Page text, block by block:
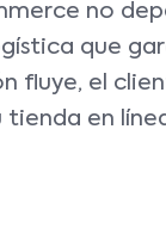
no
que
fluye, el
tienda en